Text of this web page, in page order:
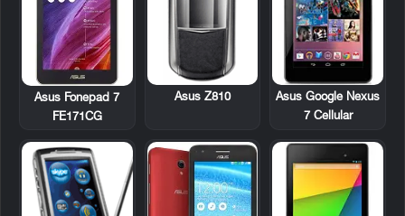
Asus Google Nexus
7 Cellular
Asus Z810
Asus Fonepad 7
FE171CG